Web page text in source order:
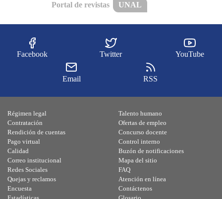
Portal de revistas UNAL
Facebook Twitter YouTube
Email RSS
Régimen legal
Contratación
Rendición de cuentas
Pago virtual
Calidad
Talento humano
Ofertas de empleo
Concurso docente
Control interno
Buzón de notificaciones
Correo institucional
Redes Sociales
Quejas y reclamos
Encuesta
Mapa del sitio
FAQ
Atención en línea
Contáctenos